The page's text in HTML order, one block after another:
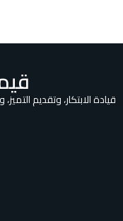
الابتكار، وتقديم التميز،